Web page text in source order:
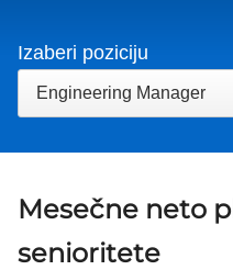
Izaberi poziciju
Engineering Manager
Mesečne neto
senioritete